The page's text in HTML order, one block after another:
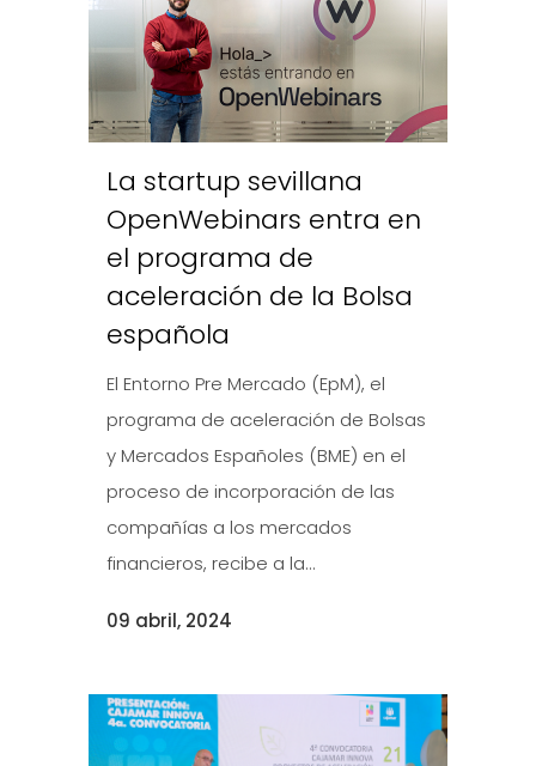
La startup sevillana
OpenWebinars entra en
el programa de
aceleración de la Bolsa
española
El Entorno Pre Mercado (EpM), el
programa de aceleración de Bolsas
y Mercados Españoles (BME) en el
proceso de incorporación de las
compañías a los mercados
financieros, recibe a la...
09 abril, 2024